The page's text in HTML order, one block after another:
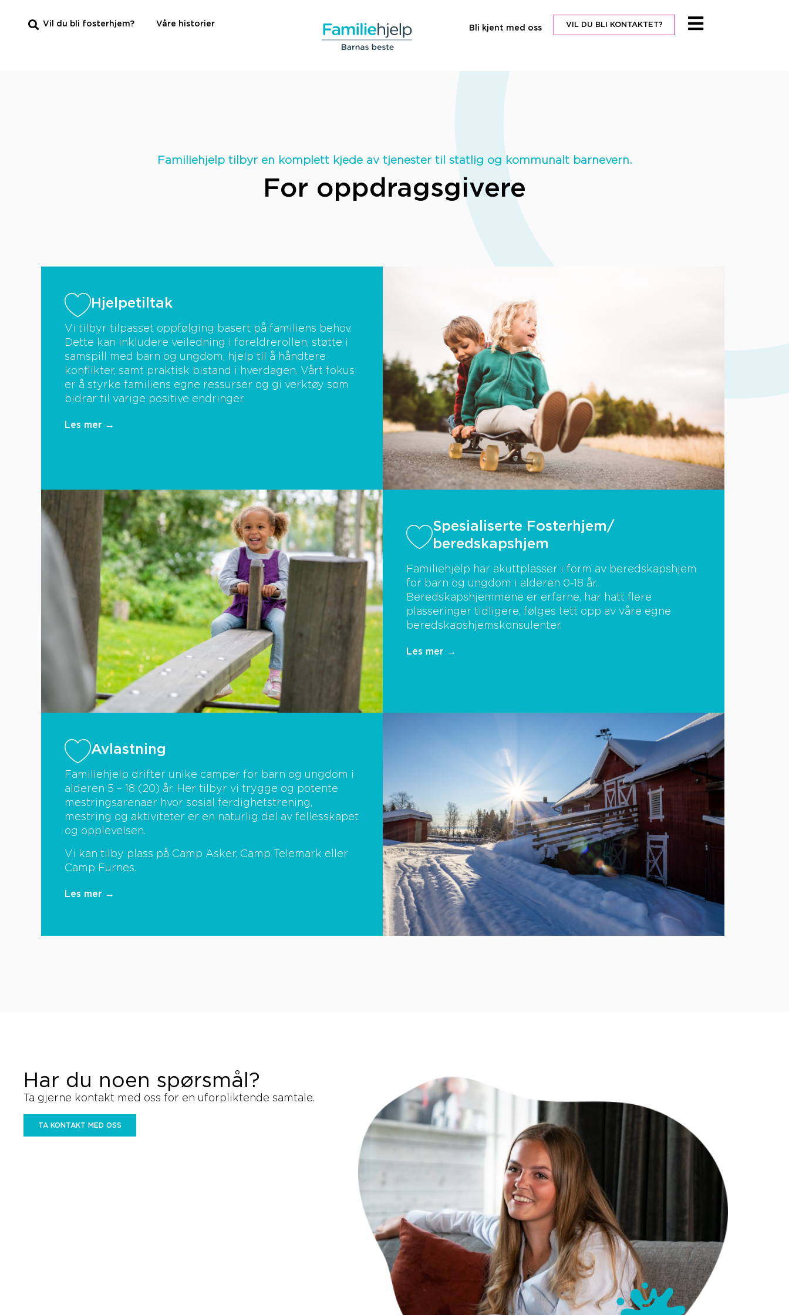
Vil du bli fosterhjem? Våre historier Bli kjent med oss VIL DU BLI KONTAKTET?
Familiehjelp tilbyr en komplett kjede av tjenester til statlig og kommunalt barnevern.
For oppdragsgivere
Hjelpetiltak
Vi tilbyr tilpasset oppfølging basert på familiens behov.
Dette kan inkludere veiledning i foreldrerollen, støtte i
samspill med barn og ungdom, hjelp til å håndtere
konflikter, samt praktisk bistand i hverdagen. Vårt fokus
er å styrke familiens egne ressurser og gi verktøy som
bidrar til varige positive endringer.
Les mer →
Spesialiserte Fosterhjem/
beredskapshjem
Familiehjelp har akuttplasser i form av beredskapshjem
for barn og ungdom i alderen 0-18 år.
Beredskapshjemmene er erfarne, har hatt flere
plasseringer tidligere, følges tett opp av våre egne
beredskapshjemskonsulenter.
Les mer →
Avlastning
Familiehjelp drifter unike camper for barn og ungdom i
alderen 5 – 18 (20) år. Her tilbyr vi trygge og potente
mestringsarenaer hvor sosial ferdighetstrening,
mestring og aktiviteter er en naturlig del av fellesskapet
og opplevelsen.
Vi kan tilby plass på Camp Asker, Camp Telemark eller
Camp Furnes.
Les mer →
Har du noen spørsmål?
Ta gjerne kontakt med oss for en uforpliktende samtale.
TA KONTAKT MED OSS